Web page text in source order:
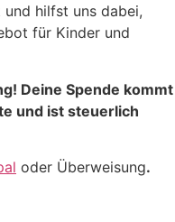
hilfst uns dabei,
für Kinder und
Deine Spende kommt
und ist steuerlich
oder Überweisung.